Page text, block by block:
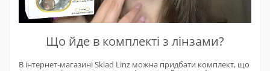
Що йде в комплекті з лінзами?
В інтернет-магазині Sklad Linz можна придбати комплект, що